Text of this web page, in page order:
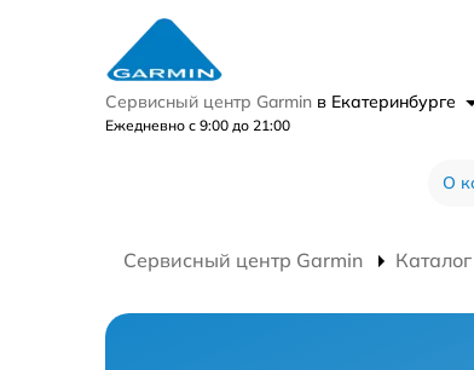
Сервисный центр Garmin в Екатеринбурге
Ежедневно с 9:00 до 21:00
О
Сервисный центр Garmin